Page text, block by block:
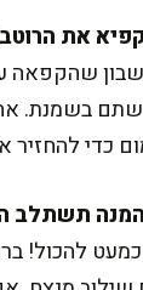
שהקפאה
בשמנת.
כדי להחזיר
להכול!